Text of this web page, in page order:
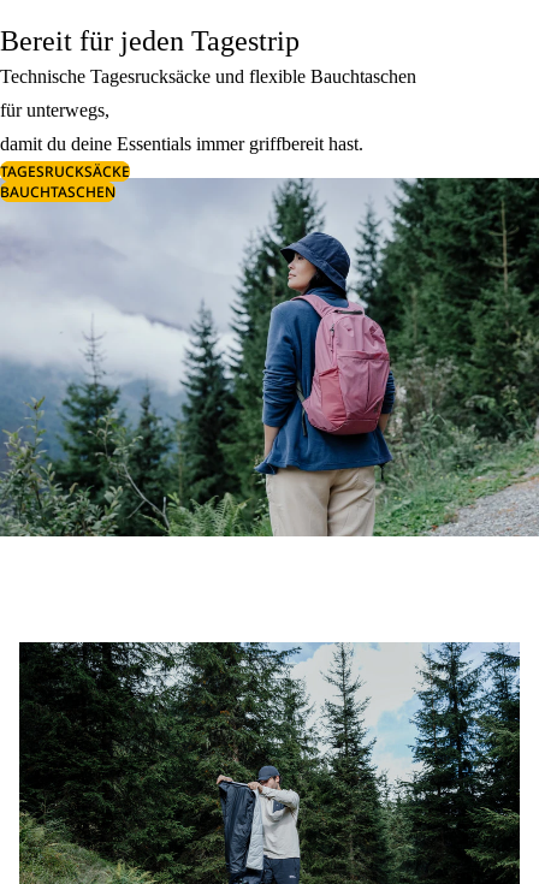
Bereit für jeden Tagestrip
Technische Tagesrucksäcke und flexible Bauchtaschen
für unterwegs,
damit du deine Essentials immer griffbereit hast.
TAGESRUCKSÄCKE
BAUCHTASCHEN